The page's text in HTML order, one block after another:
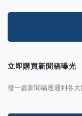
立即購買新聞稿曝光
發一篇新聞稿透通到各